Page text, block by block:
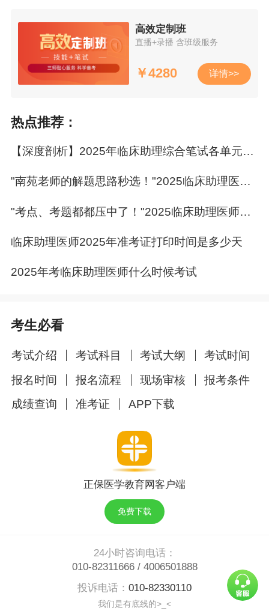
（二）参加计算机化考试的考生，除准考证和有
效身份证外，其他任何物品不得带入考室。
（三）开考30分钟后考生不得进入考室，考试期
间考生不得离开考场。
（四）考生注意计算机化考试跨题型不可回看，
机考考试结束后考生有序离开考室。
（五）考生应自觉服从监考员管理，不得以任何
理由妨碍监考员监考工作。对违法违规的考生，
关法律法规进行处理。
特训班，参照一试命题考点及考试难度，针对
值“爽”11钜惠，
元红包雨
宠粉福利来袭！
（活动时间：以医学教育网活动页面为准）
【汤老师精选】2023临床医师二试考前最后45道
紧急！2023临床助理医师精选89个考点，临考再
看一眼！胜算更大！
高效定制班
直播+录播 含班级服务
￥4280 详情>>
热点推荐：
【深度剖析】2025年临床助理综合笔试各单元难度&命题特点
"南苑老师的解题思路秒选！"2025临床助理医师笔试第二单元学员反馈
"考点、考题都都压中了！"2025临床助理医师笔试第一单元学员反馈
临床助理医师2025年准考证打印时间是多少天
2025年考临床助理医师什么时候考试
考生必看
考试介绍 考试科目 考试大纲
考试时间
报名时间
报名流程 现场审核
报考条件
成绩查询
准考证 APP下载
正保医学教育网客户端
免费下载
24小时咨询电话：
010-82311666/ 4006501888
投诉电话： 010-82330110
我们是有底线的>_<